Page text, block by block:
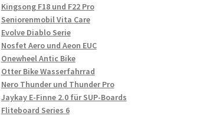
Kingsong F18 und F22 Pro
Seniorenmobil Vita Care
Evolve Diablo Serie
Nosfet Aero und Aeon EUC
Onewheel Antic Bike
Otter Bike Wasserfahrrad
Nero Thunder und Thunder Pro
Jaykay E-Finne 2.0 für SUP-Boards
Fliteboard Series 6